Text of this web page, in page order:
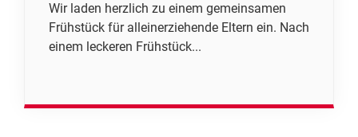
Wir laden herzlich zu einem gemeinsamen
Frühstück für alleinerziehende Eltern ein. Nach
einem leckeren Frühstück...